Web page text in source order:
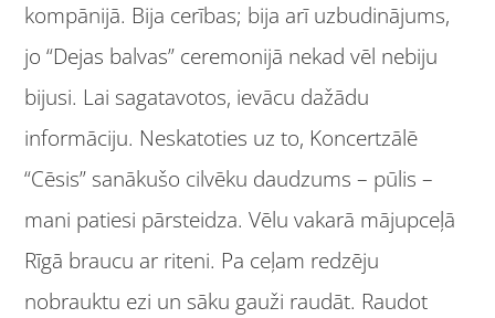
kompānijā. Bija cerības; bija arī uzbudinājums,
jo “Dejas balvas” ceremonijā nekad vēl nebiju
bijusi. Lai sagatavotos, ievācu dažādu
informāciju. Neskatoties uz to, Koncertzālē
“Cēsis” sanākušo cilvēku daudzums – pūlis –
mani patiesi pārsteidza. Vēlu vakarā mājupceļā
Rīgā braucu ar riteni. Pa ceļam redzēju
nobrauktu ezi un sāku gauži raudāt. Raudot